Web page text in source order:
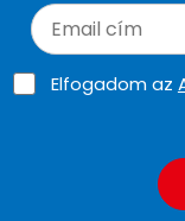
Elfogadom az